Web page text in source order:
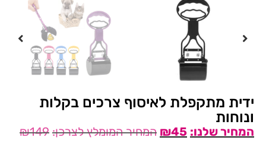
ידית מתקפלת לאיסוף צרכים בקלות
ונוחות
₪149 ₪45